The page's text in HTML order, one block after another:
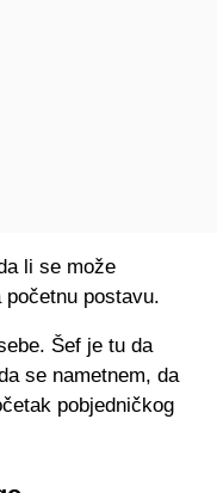
li se može
postavu.
Šef je tu da
se nametnem, da
pobjedničkog